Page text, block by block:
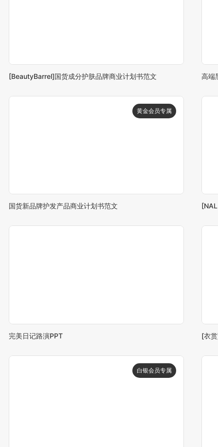
[BeautyBarrel]国货成分护肤品牌商业计划书范文 高端
国货新品牌护发产品商业计划书范文
完美日记路演PPT